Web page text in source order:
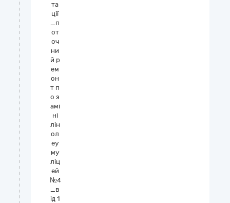
та
ції
_п
от
оч
ни
й р
ем
он
т п
о з
амі
ні
лін
ол
еу
му
ліц
ей
№4
_в
ід 1